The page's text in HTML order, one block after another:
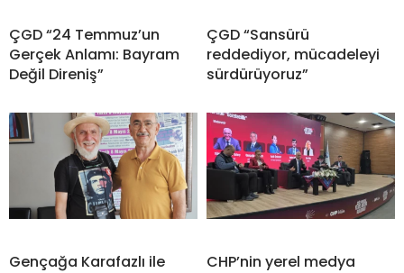
ÇGD “24 Temmuz’un
Gerçek Anlamı: Bayram
Değil Direniş”
ÇGD “Sansürü
reddediyor, mücadeleyi
sürdürüyoruz”
Gençağa Karafazlı ile
CHP’nin yerel medya